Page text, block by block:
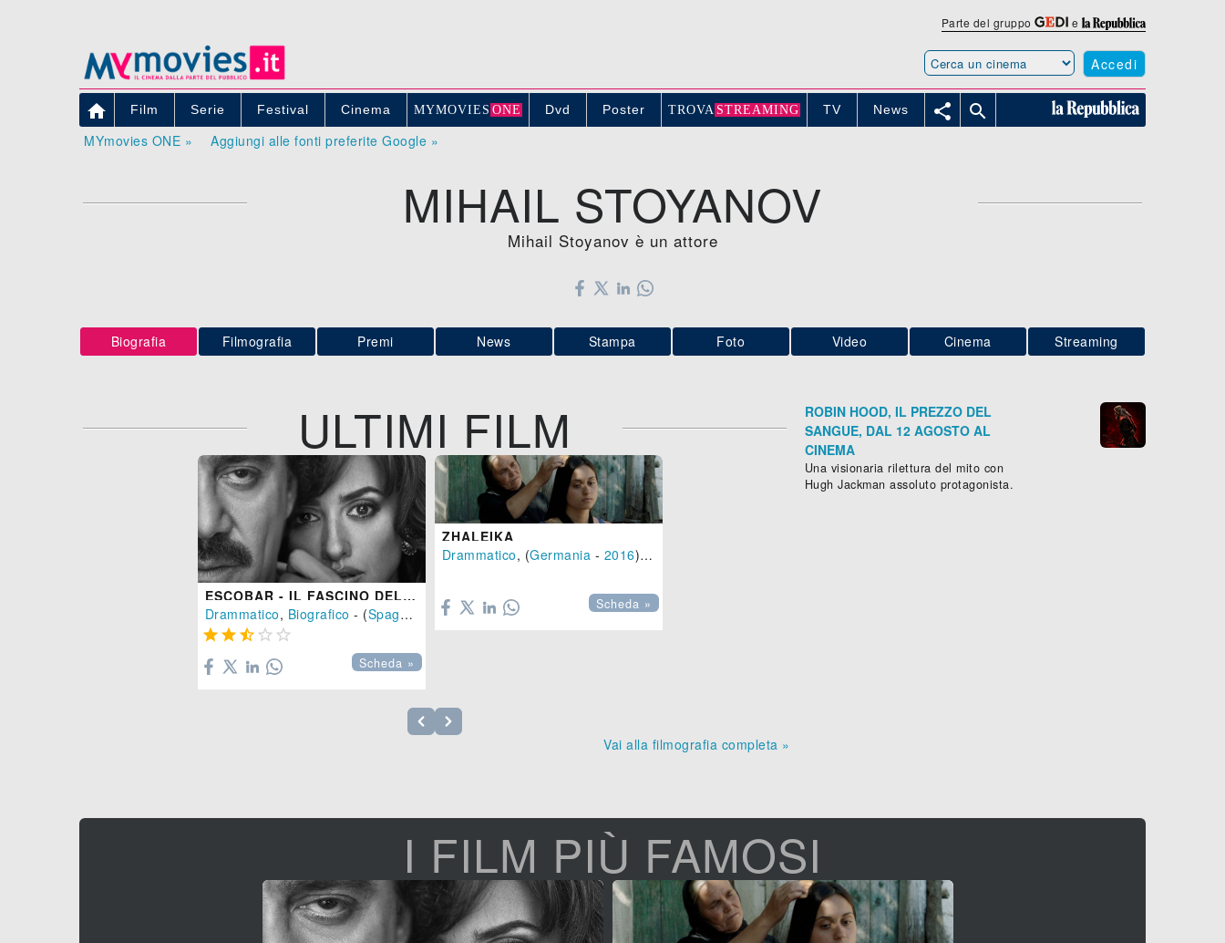
Parte del gruppo e
Accedi
 Film Serie Festival Cinema MYMOVIE S ONE Dvd Poster TROVA STREAMING TV News  
MYmovies ONE » Aggiungi alle fonti preferite Google »
MIHAIL STOYANOV
Mihail Stoyanov è un attore
Biografia Filmografia Premi News Stampa Foto Video Cinema Streaming
ULTIMI FILM
ESCOBAR - IL FASCINO DEL MALE
Drammatico, Biografico - (Spagna Bulgaria -2017), 123 min.
    
Scheda »
ZHALEIKA
Drammatico, (Germania - 2016), 92 min.
Scheda »
Vai alla filmografia completa »
ROBIN HOOD, IL PREZZO DEL
SANGUE, DAL 12 AGOSTO AL
CINEMA
Una visionaria rilettura del mito con
Hugh Jackman assoluto protagonista.
I FILM PIÙ FAMOSI